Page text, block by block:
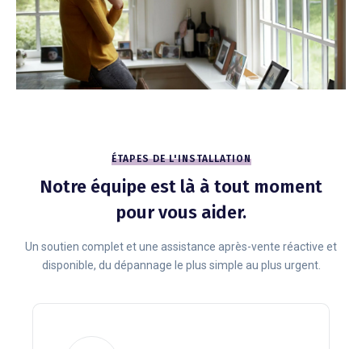
ÉTAPES DE L'INSTALLATION
Notre équipe est là à tout moment
pour vous aider.
Un soutien complet et une assistance après-vente réactive et
disponible, du dépannage le plus simple au plus urgent.